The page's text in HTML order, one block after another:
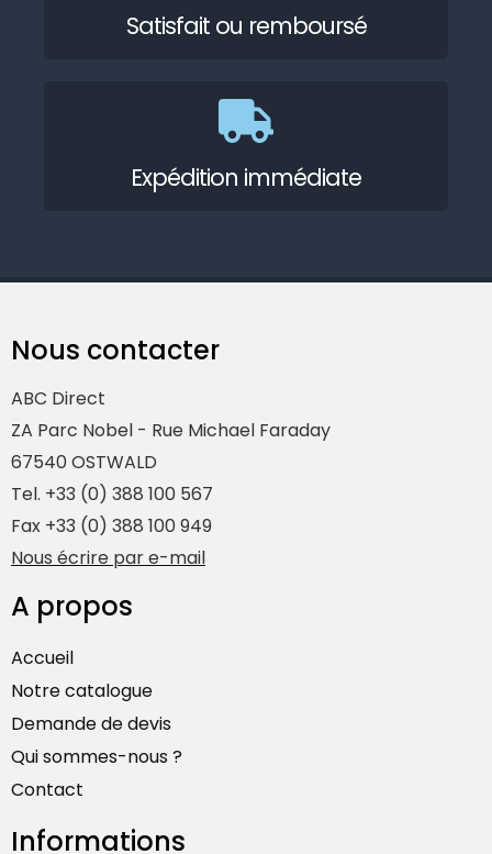
Satisfait ou remboursé
Expédition immédiate
Nous contacter
ABC Direct
ZA Parc Nobel - Rue Michael Faraday
67540 OSTWALD
Tel. +33 (0) 388 100 567
Fax +33 (0) 388 100 949
Nous écrire par e-mail
A propos
Accueil
Notre catalogue
Demande de devis
Qui sommes-nous ?
Contact
Informations